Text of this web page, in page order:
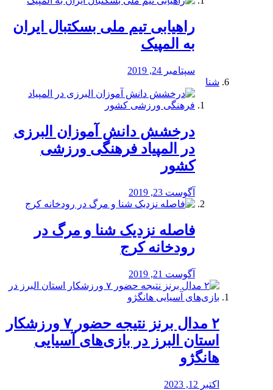
راهیابی تیم ملی بسکتبال ایران
به المپیک
سپتامبر 24, 2019
شنا
درخشش دانش آموزان البرزی
در المپیاد فرهنگی ورزشی
کشور
آگوست 23, 2019
️فاصله نزدیک شنا و مرگ در
رودخانه کرج
آگوست 21, 2019
۲ مدال برنز نتیجه حضور ۷ ورزشکار
استان البرز در بازی‌های آسیایی
هانگژو
اکتبر 12, 2023